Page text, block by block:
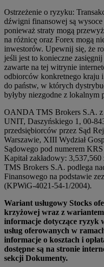
Ostrzeżenie o ryzyku:
dźwigni finansowej są
ponieważ straty mogą
na różnicę oraz Forex mogą
inwestorów. Upewnij się, że
jeśli jest to konieczne
zawarte na tej witrynie
odbiorców konkretnego kraju
do państw, w których
byłyby niezgodne z lokalnym
OANDA TMS Brokers S.A. z
UNIT, Daszyńskiego 1, 00-
przedsiębiorców przez Sąd
Warszawie, XIII Wydział
Sądowego pod numerem
Kapitał zakładowy:
TMS Brokers S.A. podlega
Finansowego na podstawie
(KPWiG-4021-54-1/2004).
Wariant usługowy Stocks
krzyżowej wraz z wariantem
informacje dotyczące ryzyk
usług oferowanych w
informacje o kosztach i
dostępne są na stronie
sekcji Dokumenty.